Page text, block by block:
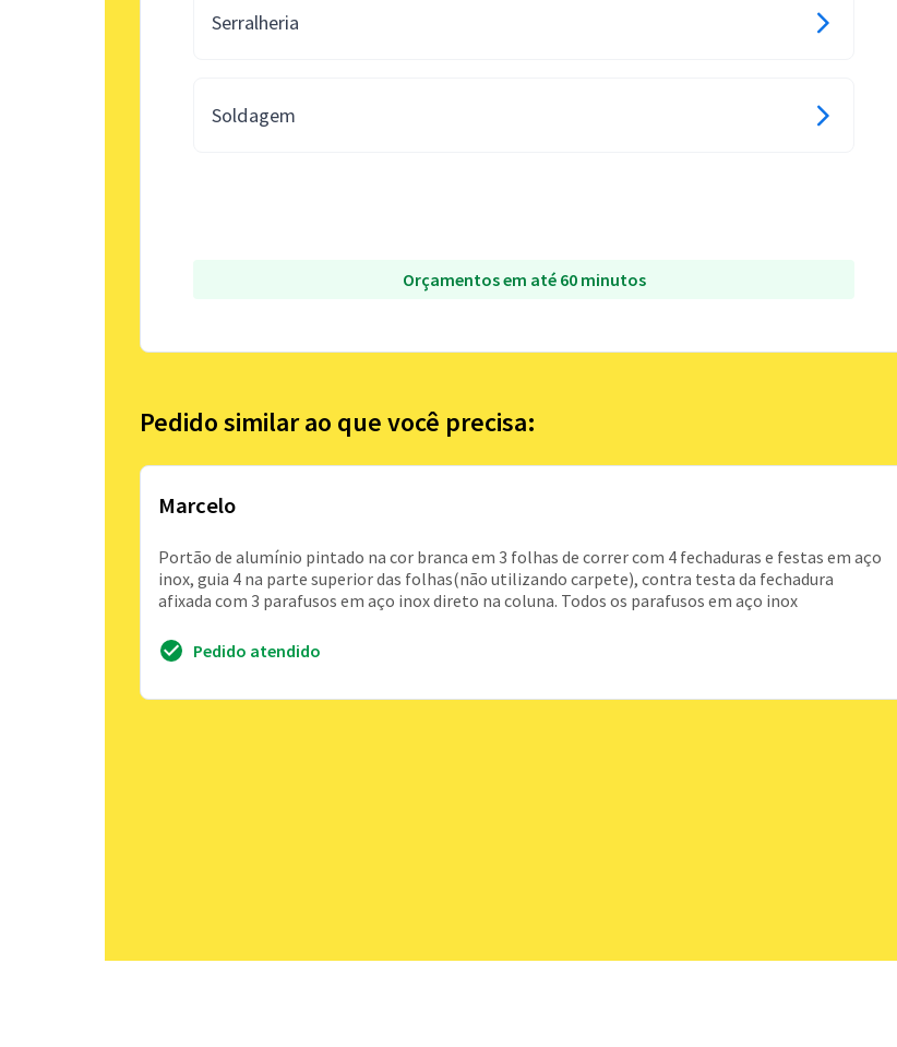
Serralheria
Soldagem
Orçamentos em até 60 minutos
Pedido similar ao que você precisa:
Marcelo
Portão de alumínio pintado na cor branca em 3 folhas de correr com 4 fechaduras e festas em aço
inox, guia 4 na parte superior das folhas(não utilizando carpete), contra testa da fechadura
afixada com 3 parafusos em aço inox direto na coluna. Todos os parafusos em aço inox
Pedido atendido